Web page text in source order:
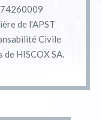
de l'APST
Civile
HISCOX SA.